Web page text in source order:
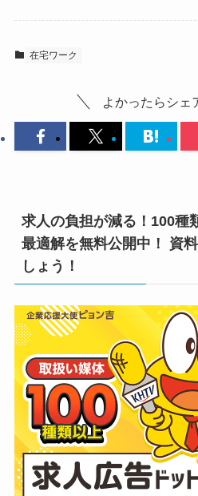
在宅ワーク
よかったらシェ
求人の負担が減る！100種
最適解を無料公開中！ 資
しょう！